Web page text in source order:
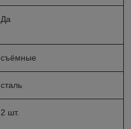
Да
съёмные
сталь
2 шт.